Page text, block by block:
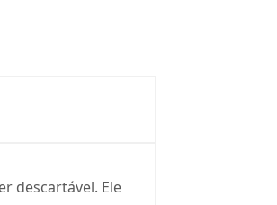
descartável. Ele